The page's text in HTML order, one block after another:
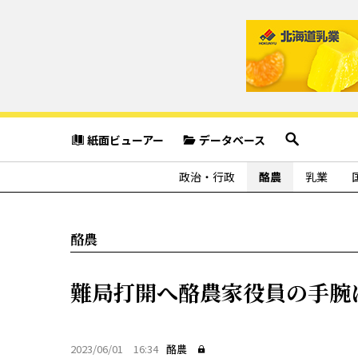
紙面ビューアー データベース
政治・行政 酪農 乳業
酪農
難局打開へ酪農家役員の手
2023/06/01 16:34 酪農